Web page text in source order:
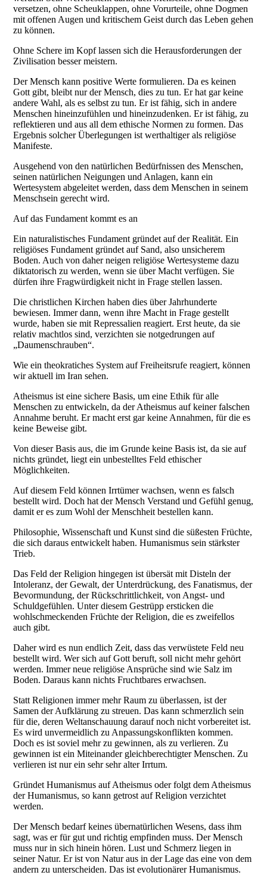
versetzen, ohne Scheuklappen, ohne Vorurteile, ohne Dogmen
mit offenen Augen und kritischem Geist durch das Leben gehen
zu können.
Ohne Schere im Kopf lassen sich die Herausforderungen der
Zivilisation besser meistern.
Der Mensch kann positive Werte formulieren. Da es keinen
Gott gibt, bleibt nur der Mensch, dies zu tun. Er hat gar keine
andere Wahl, als es selbst zu tun. Er ist fähig, sich in andere
Menschen hineinzufühlen und hineinzudenken. Er ist fähig, zu
reflektieren und aus all dem ethische Normen zu formen. Das
Ergebnis solcher Überlegungen ist werthaltiger als religiöse
Manifeste.
Ausgehend von den natürlichen Bedürfnissen des Menschen,
seinen natürlichen Neigungen und Anlagen, kann ein
Wertesystem abgeleitet werden, dass dem Menschen in seinem
Menschsein gerecht wird.
Auf das Fundament kommt es an
Ein naturalistisches Fundament gründet auf der Realität. Ein
religiöses Fundament gründet auf Sand, also unsicherem
Boden. Auch von daher neigen religiöse Wertesysteme dazu
diktatorisch zu werden, wenn sie über Macht verfügen. Sie
dürfen ihre Fragwürdigkeit nicht in Frage stellen lassen.
Die christlichen Kirchen haben dies über Jahrhunderte
bewiesen. Immer dann, wenn ihre Macht in Frage gestellt
wurde, haben sie mit Repressalien reagiert. Erst heute, da sie
relativ machtlos sind, verzichten sie notgedrungen auf
„Daumenschrauben“.
Wie ein theokratiches System auf Freiheitsrufe reagiert, können
wir aktuell im Iran sehen.
Atheismus ist eine sichere Basis, um eine Ethik für alle
Menschen zu entwickeln, da der Atheismus auf keiner falschen
Annahme beruht. Er macht erst gar keine Annahmen, für die es
keine Beweise gibt.
Von dieser Basis aus, die im Grunde keine Basis ist, da sie auf
nichts gründet, liegt ein unbestelltes Feld ethischer
Möglichkeiten.
Auf diesem Feld können Irrtümer wachsen, wenn es falsch
bestellt wird. Doch hat der Mensch Verstand und Gefühl genug,
damit er es zum Wohl der Menschheit bestellen kann.
Philosophie, Wissenschaft und Kunst sind die süßesten Früchte,
die sich daraus entwickelt haben. Humanismus sein stärkster
Trieb.
Das Feld der Religion hingegen ist übersät mit Disteln der
Intoleranz, der Gewalt, der Unterdrückung, des Fanatismus, der
Bevormundung, der Rückschrittlichkeit, von Angst- und
Schuldgefühlen. Unter diesem Gestrüpp ersticken die
wohlschmeckenden Früchte der Religion, die es zweifellos
auch gibt.
Daher wird es nun endlich Zeit, dass das verwüstete Feld neu
bestellt wird. Wer sich auf Gott beruft, soll nicht mehr gehört
werden. Immer neue religiöse Ansprüche sind wie Salz im
Boden. Daraus kann nichts Fruchtbares erwachsen.
Statt Religionen immer mehr Raum zu überlassen, ist der
Samen der Aufklärung zu streuen. Das kann schmerzlich sein
für die, deren Weltanschauung darauf noch nicht vorbereitet ist.
Es wird unvermeidlich zu Anpassungskonflikten kommen.
Doch es ist soviel mehr zu gewinnen, als zu verlieren. Zu
gewinnen ist ein Miteinander gleichberechtigter Menschen. Zu
verlieren ist nur ein sehr sehr alter Irrtum.
Gründet Humanismus auf Atheismus oder folgt dem Atheismus
der Humanismus, so kann getrost auf Religion verzichtet
werden.
Der Mensch bedarf keines übernatürlichen Wesens, dass ihm
sagt, was er für gut und richtig empfinden muss. Der Mensch
muss nur in sich hinein hören. Lust und Schmerz liegen in
seiner Natur. Er ist von Natur aus in der Lage das eine von dem
andern zu unterscheiden. Das ist evolutionärer Humanismus.